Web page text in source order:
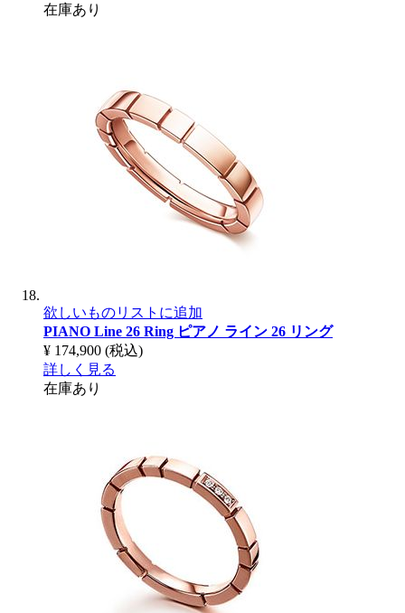
在庫あり
欲しいものリストに追加
PIANO Line 26 Ring ピアノ ライン 26 リング
¥ 174,900 (税込)
詳しく見る
在庫あり